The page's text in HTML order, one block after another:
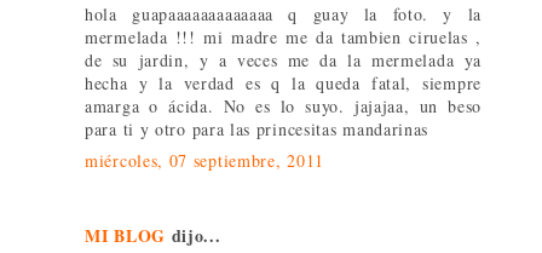
hola guapaaaaaaaaaaaaa q guay la foto. y la
mermelada !!! mi madre me da tambien ciruelas ,
de su jardin, y a veces me da la mermelada ya
hecha y la verdad es q la queda fatal, siempre
amarga o ácida. No es lo suyo. jajajaa, un beso
para ti y otro para las princesitas mandarinas
miércoles, 07 septiembre, 2011
MI BLOG dijo...